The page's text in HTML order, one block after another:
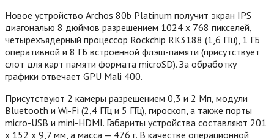
Новое устройство Archos 80b Platinum получит экран IPS
диагональю 8 дюймов разрешением 1024 x 768 пикселей,
четырёхъядерный процессор Rockchip RK3188 (1,6 ГГц), 1 ГБ
оперативной и 8 ГБ встроенной флэш-памяти (присутствует
слот для карт памяти формата microSD). За обработку
графики отвечает GPU Mali 400.
Присутствуют 2 камеры разрешением 0,3 и 2 Мп, модули
Bluetooth и Wi-Fi (2,4 ГГц и 5 ГГц), гироскоп, а также порты
micro-USB и mini-HDMI. Габариты устройства составляют 201
x 152 x 9,7 мм, а масса — 476 г. В качестве операционной